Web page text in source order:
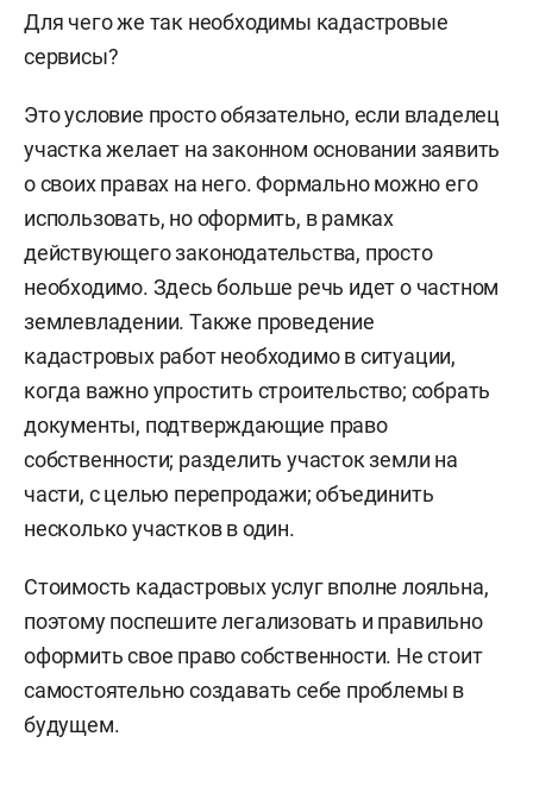
Для чего же так необходимы кадастровые
сервисы?
Это условие просто обязательно, если владелец
участка желает на законном основании заявить
о своих правах на него. Формально можно его
использовать, но оформить, в рамках
действующего законодательства, просто
необходимо. Здесь больше речь идет о частном
землевладении. Также проведение
кадастровых работ необходимо в ситуации,
когда важно упростить строительство; собрать
документы, подтверждающие право
собственности; разделить участок земли на
части, с целью перепродажи; объединить
несколько участков в один.
Стоимость кадастровых услуг вполне лояльна,
поэтому поспешите легализовать и правильно
оформить свое право собственности. Не стоит
самостоятельно создавать себе проблемы в
будущем.